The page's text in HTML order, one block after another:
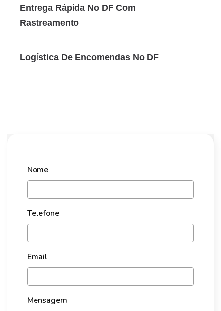
Entrega Rápida No DF Com
Rastreamento
Logística De Encomendas No DF
Nome
Telefone
Email
Mensagem